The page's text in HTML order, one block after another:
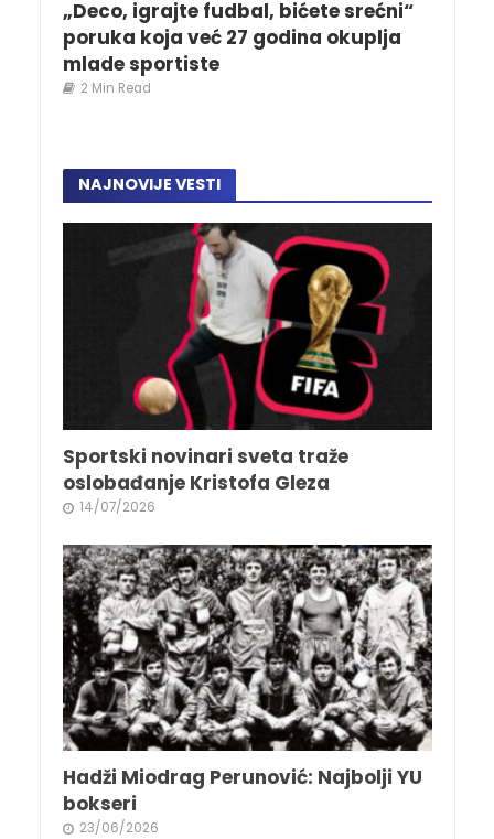
„Deco, igrajte fudbal, bićete srećni“
poruka koja već 27 godina okuplja
mlade sportiste
2 Min Read
NAJNOVIJE VESTI
Sportski novinari sveta traže
oslobađanje Kristofa Gleza
14/07/2026
Hadži Miodrag Perunović: Najbolji YU
bokseri
23/06/2026